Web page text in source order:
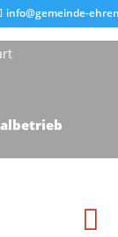
info@gemeinde-
